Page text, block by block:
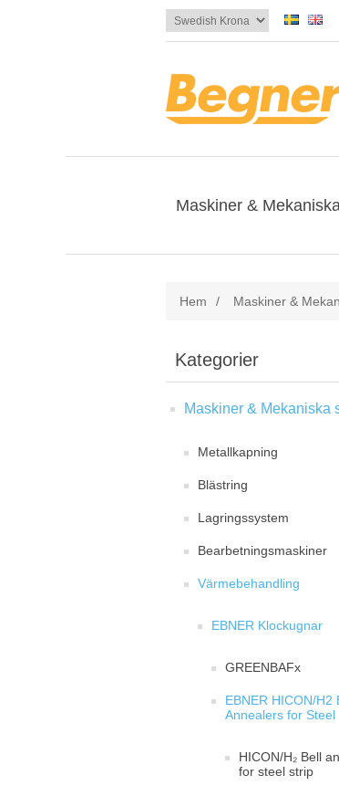
Maskiner &
Hem / Maskiner &
Kategorier
Maskiner & Mekaniska
Metallkapning
Blästring
Lagringssystem
Bearbetningsmaskiner
Värmebehandling
EBNER Klockugnar
GREENBAFx
EBNER HICON/H2
Annealers for Steel
HICON/H₂ Bell
for steel strip